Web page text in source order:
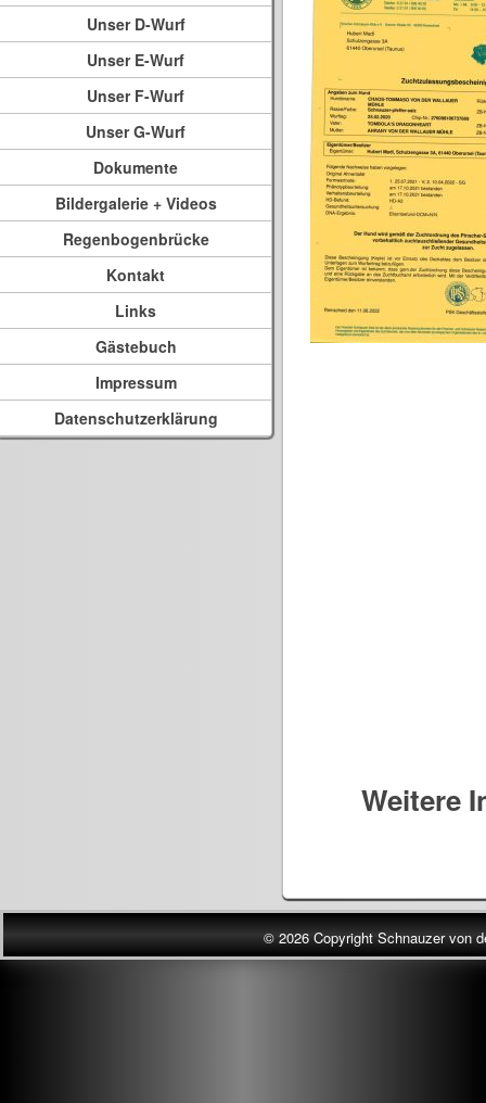
Unser D-Wurf
Unser E-Wurf
Unser F-Wurf
Unser G-Wurf
Dokumente
Bildergalerie + Videos
Regenbogenbrücke
Kontakt
Links
Gästebuch
Impressum
Datenschutzerklärung
Weitere
© 2026 Copyright Schnauzer von